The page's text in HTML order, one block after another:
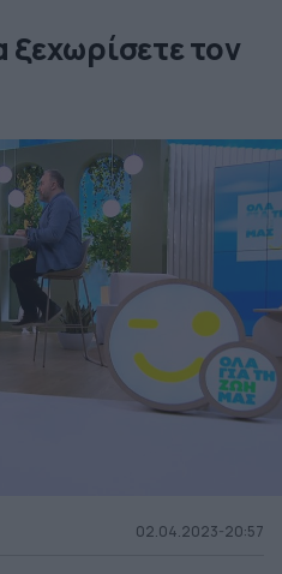
τον
02.04.2023-20:57